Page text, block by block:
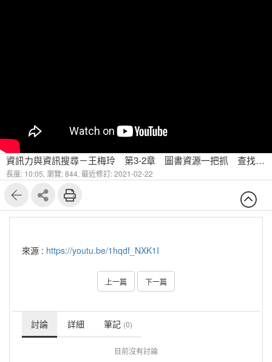
資訊力與資訊搜尋－王梅玲 第3-2章 圖書資源一把抓 查找特定主題的書
長度: 10:05, 瀏覽: 844, 最近修訂: 2021-02-22
來源 : https://youtu.be/1hqdf_NXK1I
上一篇 下一篇
討論 詳細 筆記 (0)
目前沒有討論